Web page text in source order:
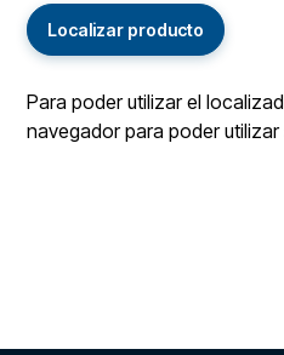
Localizar producto
Para poder utilizar el
navegador para poder